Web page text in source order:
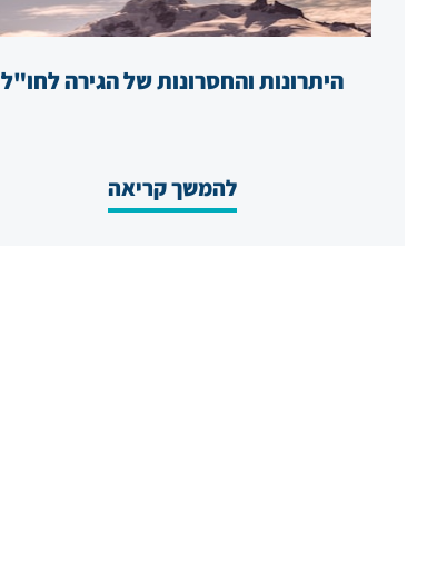
היתרונות והחסרונות של הגירה לחו"ל
להמשך קריאה